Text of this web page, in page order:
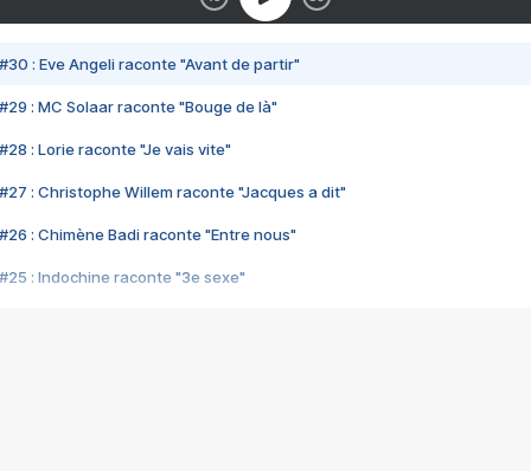
#30 : Eve Angeli raconte "Avant de partir"
#29 : MC Solaar raconte "Bouge de là"
#28 : Lorie raconte "Je vais vite"
#27 : Christophe Willem raconte "Jacques a dit"
#26 : Chimène Badi raconte "Entre nous"
#25 : Indochine raconte "3e sexe"